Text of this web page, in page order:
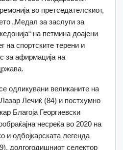
во претседателскиот,
„Медал за заслуги за
на петмина доајени
на спортските терени и
за афирмација на
одликувани великаните на
Лечиќ (84) и постхумно
Благоја Георгиевски
несреќа во 2020 на
и одбојкарската легенда
долгогодишниот селектор